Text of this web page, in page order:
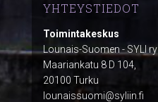
YHTEYSTIEDOT
Toimintakeskus
Lounais-Suomen - SYLI ry
Maariankatu 8 D 104,
20100 Turku
lounaissuomi@syliin.fi